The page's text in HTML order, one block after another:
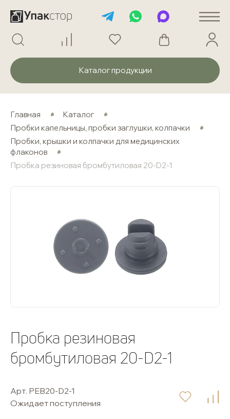
Каталог продукции
Главная
Каталог
Пробки капельницы, пробки заглушки, колпачки
Пробки, крышки и колпачки для медицинских
флаконов
Пробка резиновая бромбутиловая 20-D2-1
Пробка резиновая
бромбутиловая 20-D2-1
Арт. PEB20-D2-1
Ожидает поступления